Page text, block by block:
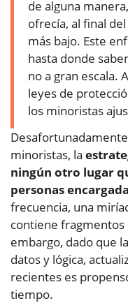
de alguna
ofrecía, al final
más bajo. Este
hasta donde
no a gran escala.
leyes de
los minoristas
minoristas, la
ningún otro lugar
personas
frecuencia, una
contiene fragmentos
embargo, dado que
datos y lógica,
recientes es
tiempo.